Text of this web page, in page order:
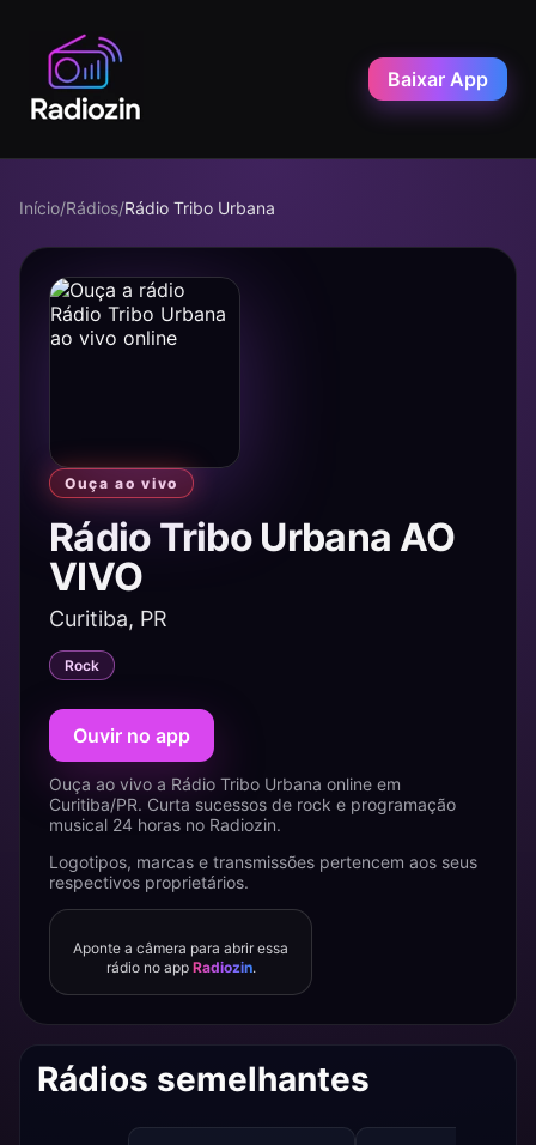
Baixar App
Início/Rádios/Rádio Tribo Urbana
Ouça ao vivo
Rádio Tribo Urbana AO
VIVO
Curitiba, PR
Rock
Ouvir no app
Ouça ao vivo a Rádio Tribo Urbana online em
Curitiba/PR. Curta sucessos de rock e programação
musical 24 horas no Radiozin.
Logotipos, marcas e transmissões pertencem aos seus
respectivos proprietários.
Aponte a câmera para abrir essa
rádio no app Radiozin.
Rádios semelhantes